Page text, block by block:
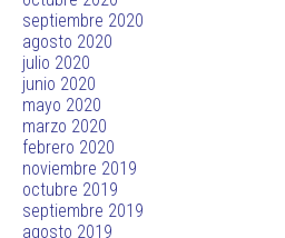
septiembre 2020
agosto 2020
julio 2020
junio 2020
mayo 2020
marzo 2020
febrero 2020
noviembre 2019
octubre 2019
septiembre 2019
agosto 2019